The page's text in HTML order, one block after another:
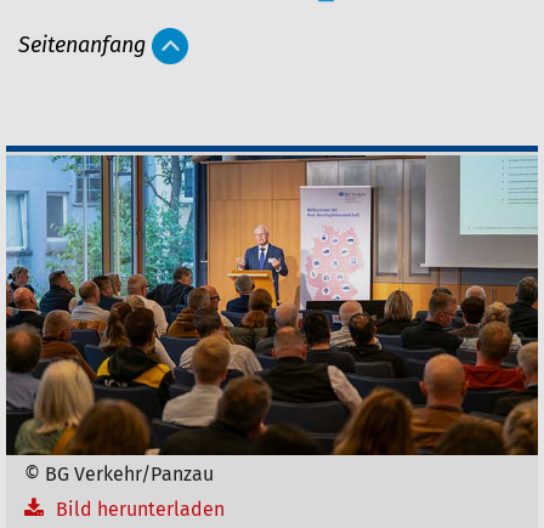
t
l
a
k
t
i
o
n
e
Seitenanfang
© BG Verkehr/Panzau
Bild herunterladen